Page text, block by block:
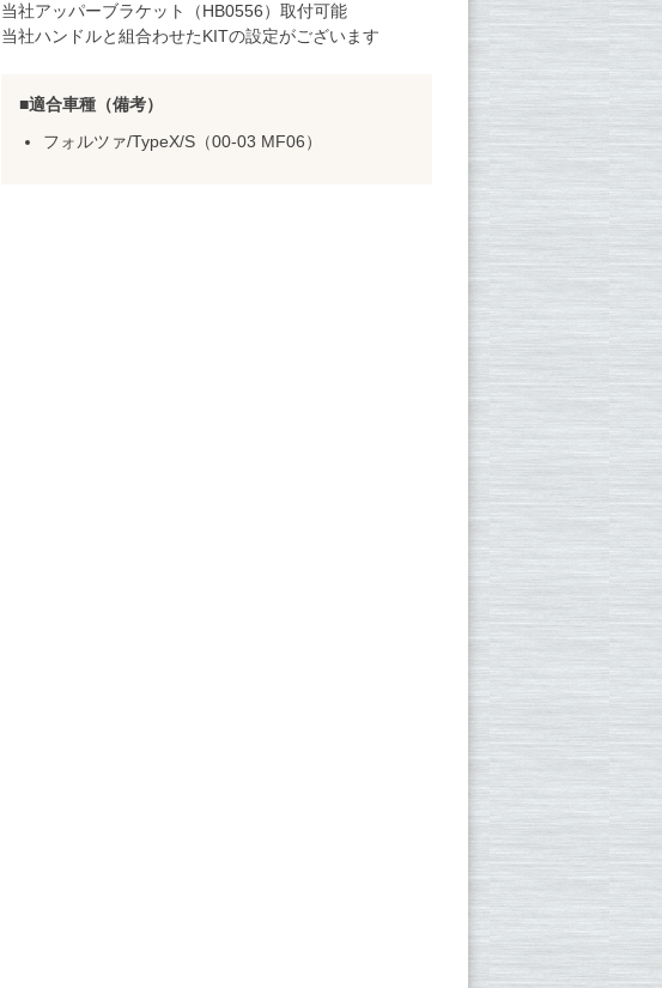
当社アッパーブラケット（HB0556）取付可能
当社ハンドルと組合わせたKITの設定がございます
適合車種（備考）
フォルツァ/TypeX/S（00-03 MF06）